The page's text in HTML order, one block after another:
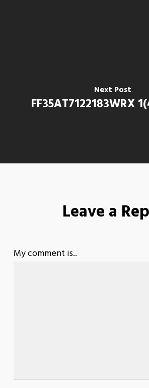
Next Post
FF35AT7122183WRX
Leave a
My comment is..